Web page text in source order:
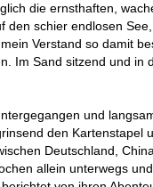
die ernsthaften,
den schier endlosen
Verstand so damit
Im Sand sitzend und
und
den
Deutschland,
allein unterwegs